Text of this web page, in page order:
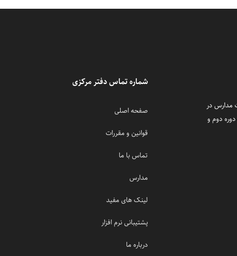
مدارس در
دوم و
شماره تماس دفتر مرکزی
صفحه اصلی
قوانین و مقررات
تماس با ما
مدارس
لینک های مفید
پشتیبانی نرم افزار
درباره ما